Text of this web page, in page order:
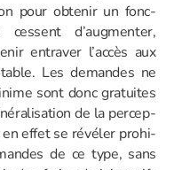
pour obte­nir un fonc­
d’augmenter,
entra­ver l’accès aux
Les demandes ne
sont donc gratuites
de la percep­
en effet se révé­ler prohi­
de ce type, sans